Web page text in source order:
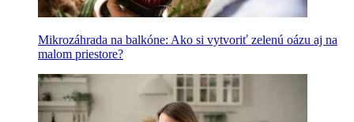
Mikrozáhrada na balkóne: Ako si vytvoriť zelenú oázu aj na
malom priestore?